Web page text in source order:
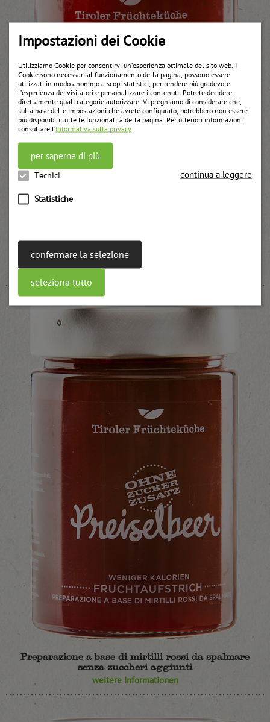
Impostazioni dei Cookie
Utilizziamo Cookie per consentirvi un’esperienza ottimale del sito web. I
Cookie sono necessari al funzionamento della pagina, possono essere
utilizzati in modo anonimo a scopi statistici, per rendere più gradevole
l’esperienza dei visitatori e personalizzare i contenuti. Potrete decidere
direttamente quali categorie autorizzare. Vi preghiamo di considerare che,
sulla base delle impostazioni che avrete configurato, potrebbero non essere
più disponibili tutte le funzionalità della pagina. Per ulteriori informazioni
consultare l’Informativa sulla privacy
per saperne di più
Tecnici
Statistiche
continua a leggere
confermare la selezione
seleziona tutto
weitere Informationen
Preparazione a base di mirtilli rossi da spalmare
senza zuccheri aggiunti
weitere Informationen